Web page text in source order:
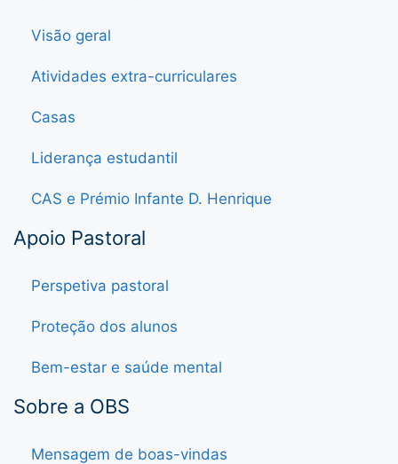
Visão geral
Atividades extra-curriculares
Casas
Liderança estudantil
CAS e Prémio Infante D. Henrique
Apoio Pastoral
Perspetiva pastoral
Proteção dos alunos
Bem-estar e saúde mental
Sobre a OBS
Mensagem de boas-vindas